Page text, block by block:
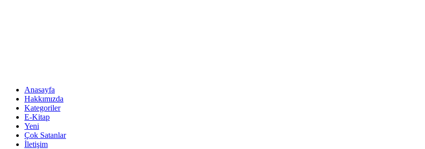
Anasayfa
Hakkımızda
Kategoriler
E-Kitap
Yeni
Çok Satanlar
İletişim